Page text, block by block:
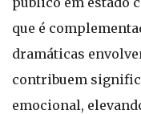
que é
dramáticas
contribuem
emocional,